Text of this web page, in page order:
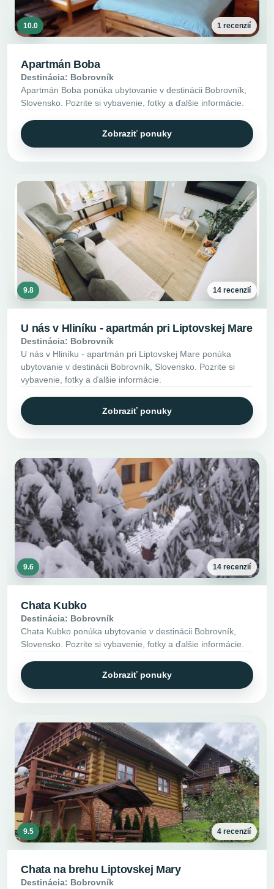
10.0 1 recenzií
Apartmán Boba
Destinácia: Bobrovník
Apartmán Boba ponúka ubytovanie v destinácii Bobrovník,
Slovensko. Pozrite si vybavenie, fotky a ďalšie informácie.
Zobraziť ponuky
9.8 14 recenzií
U nás v Hliníku - apartmán pri Liptovskej Mare
Destinácia: Bobrovník
U nás v Hliníku - apartmán pri Liptovskej Mare ponúka
ubytovanie v destinácii Bobrovník, Slovensko. Pozrite si
vybavenie, fotky a ďalšie informácie.
Zobraziť ponuky
9.6 14 recenzií
Chata Kubko
Destinácia: Bobrovník
Chata Kubko ponúka ubytovanie v destinácii Bobrovník,
Slovensko. Pozrite si vybavenie, fotky a ďalšie informácie.
Zobraziť ponuky
9.5 4 recenzií
Chata na brehu Liptovskej Mary
Destinácia: Bobrovník